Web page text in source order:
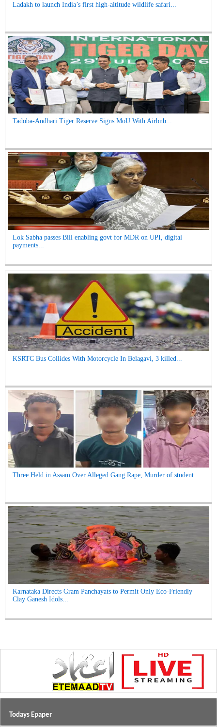
Ladakh to launch India’s first high-altitude wildlife safari...
Tadoba-Andhari Tiger Reserve Signs MoU With Airbnb...
Lok Sabha passes Bill enabling govt for MDR on UPI, digital
payments...
KSRTC Bus Collides With Motorcycle In Belagavi, 3 killed...
Three Held in Assam Over Alleged Gang Rape, Murder of student...
Karnataka Directs Gram Panchayats to Permit Only Eco-Friendly
Clay Ganesh Idols...
Todays Epaper